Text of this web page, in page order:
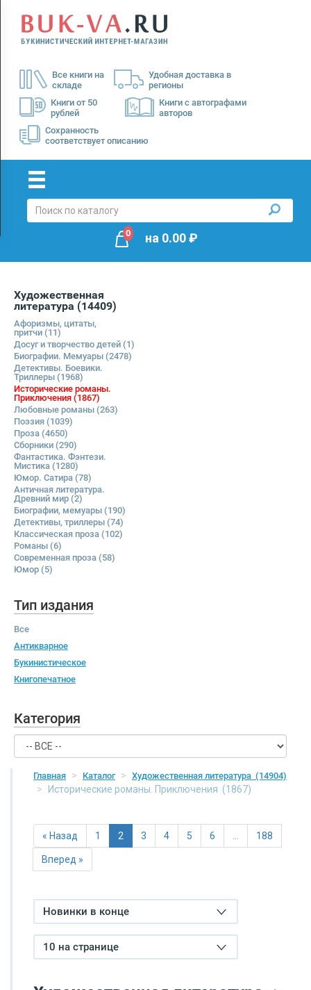
Все книги на
складе
Удобная доставка в
регионы
Книги от 50
рублей
Книги с автографами
авторов
Сохранность
соответствует описанию
Menu
Доставка
Оплата
0 на 0.00₽
Художественная
литература (14409)
Афоризмы, цитаты,
притчи (11)
Досуг и творчество детей (1)
Биографии. Мемуары (2478)
Детективы. Боевики.
Триллеры (1968)
Исторические романы.
Приключения (1867)
Любовные романы (263)
Поэзия (1039)
Проза (4650)
Сборники (290)
Фантастика. Фэнтези.
Мистика (1280)
Юмор. Сатира (78)
Античная литература.
Древний мир (2)
Биографии, мемуары (190)
Детективы, триллеры (74)
Классическая проза (102)
Романы (6)
Современная проза (58)
Юмор (5)
Тип издания
Все
Антикварное
Букинистическое
Книгопечатное
Категория
Главная Каталог Художественная литература (14904)
Исторические романы. Приключения (1867)
« Назад 1 2 3 4 5 6 … 188
Вперед »
Новинки в конце
10 на странице